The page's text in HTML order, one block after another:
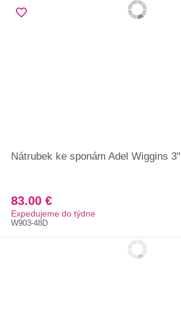
Nátrubek ke sponám Adel Wiggins 3"
83.00 €
Expedujeme do týdne
W903-48D